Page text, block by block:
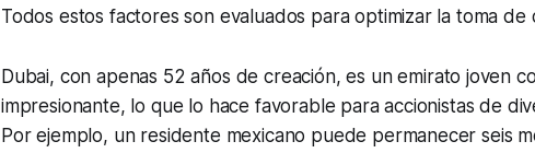
Todos estos factores son evaluados para optimizar la toma de
Dubai, con apenas 52 años de creación, es un emirato joven
impresionante, lo que lo hace favorable para accionistas de
Por ejemplo, un residente mexicano puede permanecer seis